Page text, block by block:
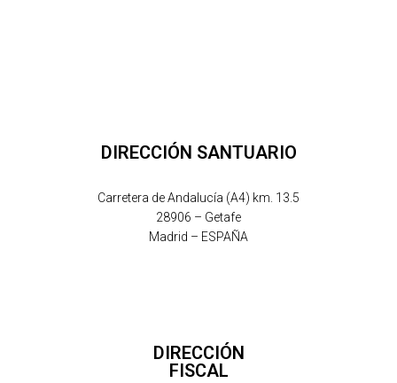
DIRECCIÓN SANTUARIO
Carretera de Andalucía (A4) km. 13.5
28906 – Getafe
Madrid – ESPAÑA
DIRECCIÓN
FISCAL